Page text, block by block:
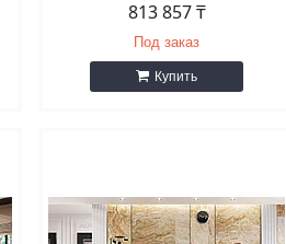
813 857 ₸
Под заказ
Купить